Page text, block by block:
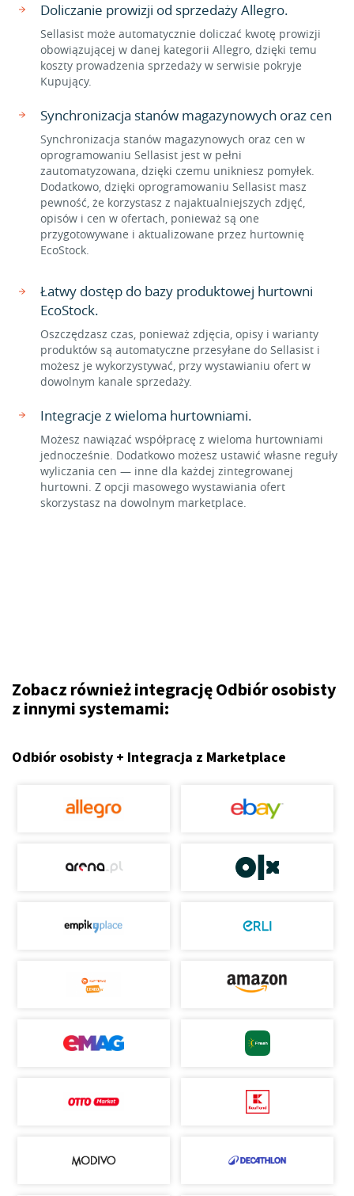
Doliczanie prowizji od sprzedaży Allegro.
Sellasist może automatycznie doliczać kwotę prowizji
obowiązującej w danej kategorii Allegro, dzięki temu
koszty prowadzenia sprzedaży w serwisie pokryje
Kupujący.
Synchronizacja stanów magazynowych oraz cen
Synchronizacja stanów magazynowych oraz cen w
oprogramowaniu Sellasist jest w pełni
zautomatyzowana, dzięki czemu unikniesz pomyłek.
Dodatkowo, dzięki oprogramowaniu Sellasist masz
pewność, że korzystasz z najaktualniejszych zdjęć,
opisów i cen w ofertach, ponieważ są one
przygotowywane i aktualizowane przez hurtownię
EcoStock.
Łatwy dostęp do bazy produktowej hurtowni
EcoStock.
Oszczędzasz czas, ponieważ zdjęcia, opisy i warianty
produktów są automatyczne przesyłane do Sellasist i
możesz je wykorzystywać, przy wystawianiu ofert w
dowolnym kanale sprzedaży.
Integracje z wieloma hurtowniami.
Możesz nawiązać współpracę z wieloma hurtowniami
jednocześnie. Dodatkowo możesz ustawić własne reguły
wyliczania cen — inne dla każdej zintegrowanej
hurtowni. Z opcji masowego wystawiania ofert
skorzystasz na dowolnym marketplace.
Zobacz również integrację Odbiór osobisty
z innymi systemami:
Odbiór osobisty + Integracja z Marketplace